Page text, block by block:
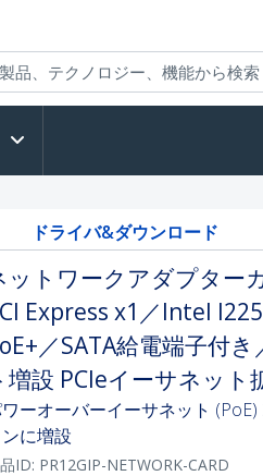
ドライバ&ダウンロード
ットワークアダプター
Express x1／Intel
／SATA給電端子付
増設 PCIeイーサネット
ーオーバーイーサネット
に増設
ID: PR12GIP-NETWORK-CARD